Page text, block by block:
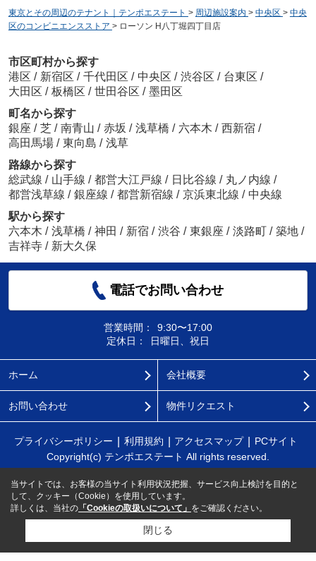
東京とその周辺のテナント｜テンポエステート > 周辺施設案内 > 中央区 > 中央
区のコンビニエンスストア > ローソン H八丁堀四丁目店
市区町村から探す
港区 / 新宿区 / 千代田区 / 中央区 / 渋谷区 / 台東区 /
大田区 / 板橋区 / 世田谷区 / 墨田区
町名から探す
銀座 / 芝 / 南青山 / 赤坂 / 浅草橋 / 六本木 / 西新宿 /
高田馬場 / 東向島 / 浅草
路線から探す
総武線 / 山手線 / 都営大江戸線 / 日比谷線 / 丸ノ内線 /
都営浅草線 / 銀座線 / 都営新宿線 / 京浜東北線 / 中央線
駅から探す
六本木 / 浅草橋 / 神田 / 新宿 / 渋谷 / 東銀座 / 淡路町 / 築地 /
吉祥寺 / 新大久保
電話でお問い合わせ
営業時間：
9:30〜17:00
定休日：
日曜日、祝日
ホーム 会社概要
お問い合わせ 物件リクエスト
プライバシーポリシー 利用規約 アクセスマップ
PCサイト
Copyright(c) テンポエステート All rights reserved.
当サイトでは、お客様の当サイト利用状況把握、サービス向上検討を目的と
して、クッキー（Cookie）を使用しています。
詳しくは、当社の 「Cookieの取扱いについて」 をご確認ください。
閉じる